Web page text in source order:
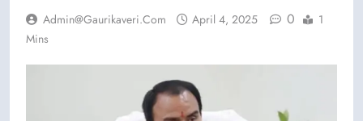
Admin@gaurikaveri.com April 4, 2025 0
1
Mins